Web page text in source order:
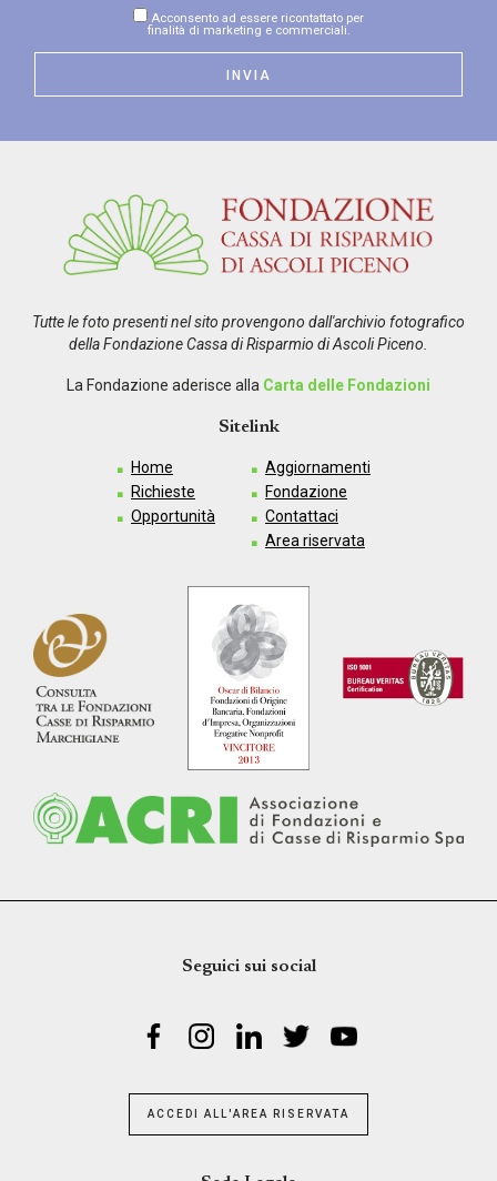
Acconsento ad essere ricontattato per
finalità di marketing e commerciali.
Tutte le foto presenti nel sito provengono dall'archivio fotografico
della Fondazione Cassa di Risparmio di Ascoli Piceno.
La Fondazione aderisce alla Carta delle Fondazioni
Sitelink
Home
Richieste
Opportunità
Aggiornamenti
Fondazione
Contattaci
Area riservata
Seguici sui social
ACCEDI ALL'AREA RISERVATA